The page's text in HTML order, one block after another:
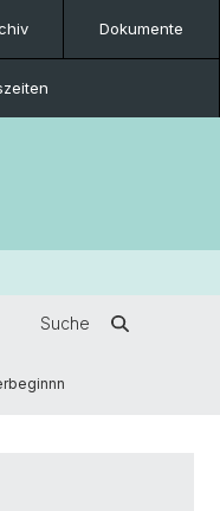
Dokumente
Suche